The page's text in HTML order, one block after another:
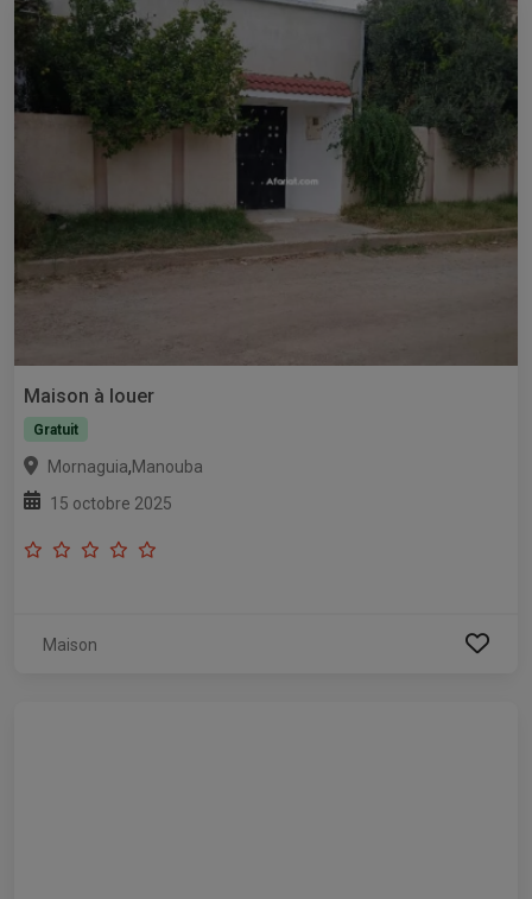
Maison à louer
Gratuit
Mornaguia,Manouba
15 octobre 2025
Maison